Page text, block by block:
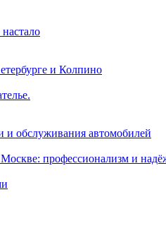
и Колпино
и обслуживания автомобилей
профессионализм и